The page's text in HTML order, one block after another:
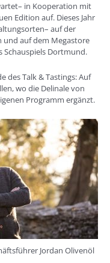
in Kooperation mit
Edition auf. Dieses Jahr
auf der
und auf dem Megastore
Schauspiels Dortmund.
des Talk & Tastings: Auf
wo die Delinale von
Programm ergänzt.
Jordan Olivenöl